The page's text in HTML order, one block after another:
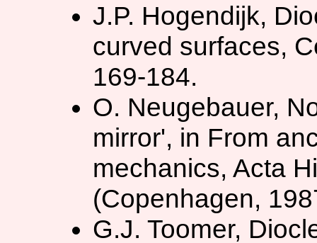
J.P. Hogendijk,
curved surfaces,
169-184.
O. Neugebauer,
mirror', in From
mechanics, Acta
(Copenhagen,
G.J. Toomer,